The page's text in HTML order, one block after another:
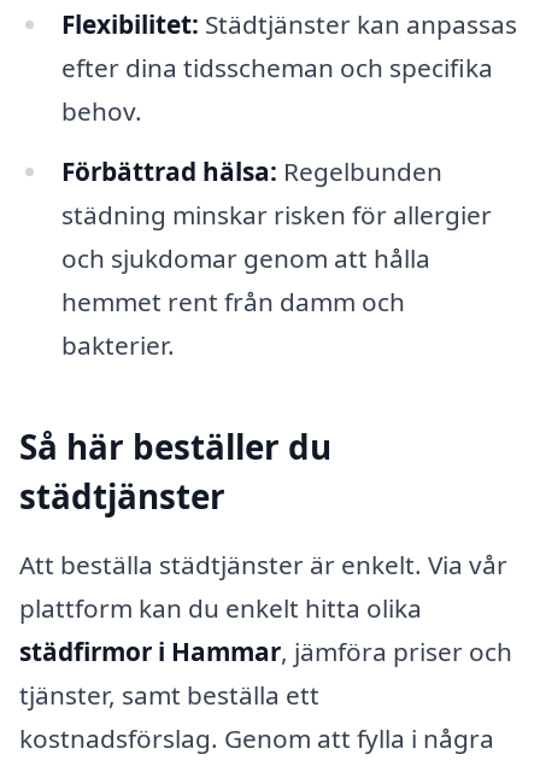
Flexibilitet: Städtjänster kan anpassas
efter dina tidsscheman och specifika
behov.
Förbättrad hälsa: Regelbunden
städning minskar risken för allergier
och sjukdomar genom att hålla
hemmet rent från damm och
bakterier.
Så här beställer du
städtjänster
Att beställa städtjänster är enkelt. Via vår
plattform kan du enkelt hitta olika
städfirmor i Hammar, jämföra priser och
tjänster, samt beställa ett
kostnadsförslag. Genom att fylla i några